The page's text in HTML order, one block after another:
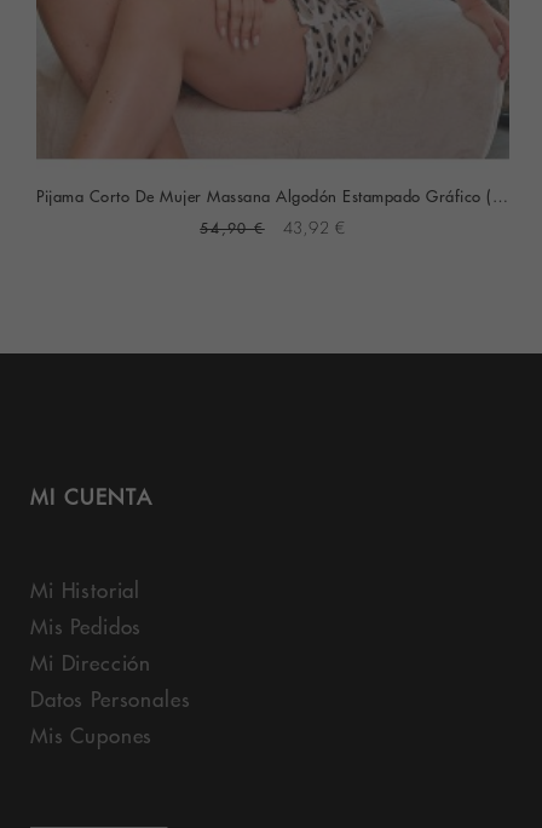
Pijama Corto De Mujer Massana Algodón Estampado Gráfico (Piedra)
54,90 € 43,92 €
MI CUENTA
Mi Historial
Mis Pedidos
Mi Dirección
Datos Personales
Mis Cupones